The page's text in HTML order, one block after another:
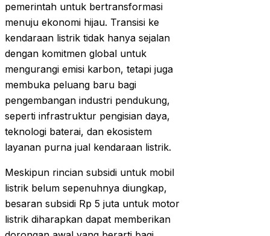
pemerintah untuk bertransformasi
menuju ekonomi hijau. Transisi ke
kendaraan listrik tidak hanya sejalan
dengan komitmen global untuk
mengurangi emisi karbon, tetapi juga
membuka peluang baru bagi
pengembangan industri pendukung,
seperti infrastruktur pengisian daya,
teknologi baterai, dan ekosistem
layanan purna jual kendaraan listrik.
Meskipun rincian subsidi untuk mobil
listrik belum sepenuhnya diungkap,
besaran subsidi Rp 5 juta untuk motor
listrik diharapkan dapat memberikan